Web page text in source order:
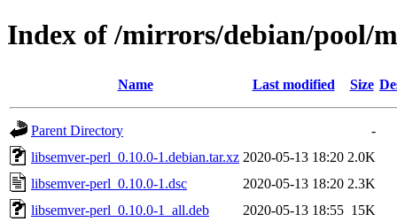
Index of /mirrors/debian/pool/
Name Last modified Size
Parent Directory
-
libsemver-perl_0.10.0-1.debian.tar.xz 2020-05-13 18:20 2.0K
libsemver-perl_0.10.0-1.dsc
2020-05-13 18:20 2.3K
libsemver-perl_0.10.0-1_all.deb
2020-05-13 18:55 15K